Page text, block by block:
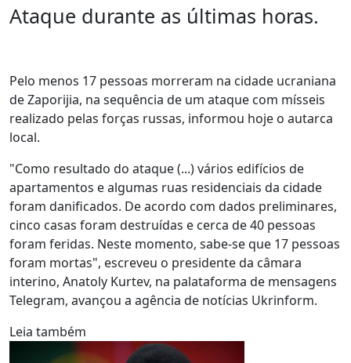
Ataque durante as últimas horas.
Pelo menos 17 pessoas morreram na cidade ucraniana
de Zaporijia, na sequência de um ataque com mísseis
realizado pelas forças russas, informou hoje o autarca
local.
"Como resultado do ataque (...) vários edifícios de
apartamentos e algumas ruas residenciais da cidade
foram danificados. De acordo com dados preliminares,
cinco casas foram destruídas e cerca de 40 pessoas
foram feridas. Neste momento, sabe-se que 17 pessoas
foram mortas", escreveu o presidente da câmara
interino, Anatoly Kurtev, na palataforma de mensagens
Telegram, avançou a agência de notícias Ukrinform.
Leia também